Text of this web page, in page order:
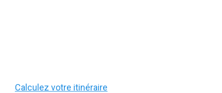
Calculez votre itinéraire